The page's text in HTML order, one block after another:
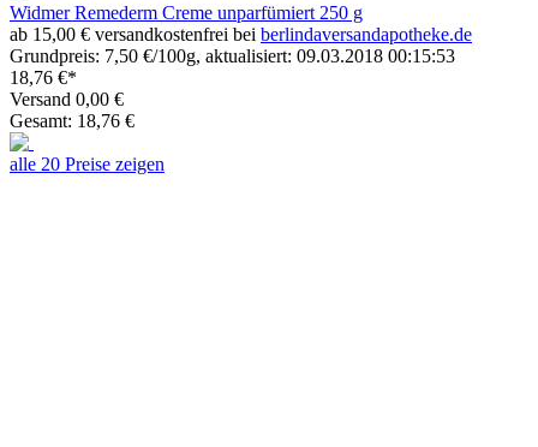
Widmer Remederm Creme unparfümiert 250 g
ab 15,00 € versandkostenfrei bei berlindaversandapotheke.de
Grundpreis: 7,50 €/100g, aktualisiert: 09.03.2018 00:15:53
18,76 €*
Versand 0,00 €
Gesamt: 18,76 €
alle 20 Preise zeigen